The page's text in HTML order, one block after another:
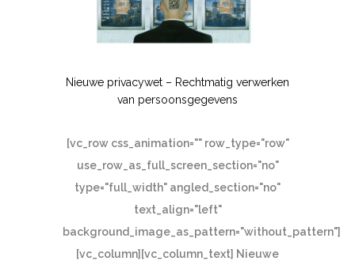
Nieuwe privacywet – Rechtmatig verwerken
van persoonsgegevens
[vc_row css_animation="" row_type="row"
use_row_as_full_screen_section="no"
type="full_width" angled_section="no"
text_align="left"
background_image_as_pattern="without_pattern"]
[vc_column][vc_column_text] Nieuwe